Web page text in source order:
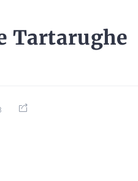
Tartarughe